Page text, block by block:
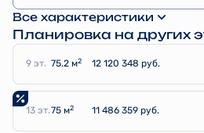
Все характеристики
Планировка на других
9 эт. 75.2 м2 12 120 348 руб.
13 эт.75 м2 11 486 359 руб.